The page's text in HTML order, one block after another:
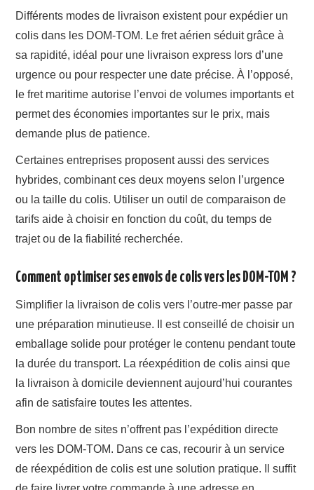
Différents modes de livraison existent pour expédier un
colis dans les DOM-TOM. Le fret aérien séduit grâce à
sa rapidité, idéal pour une livraison express lors d’une
urgence ou pour respecter une date précise. À l’opposé,
le fret maritime autorise l’envoi de volumes importants et
permet des économies importantes sur le prix, mais
demande plus de patience.
Certaines entreprises proposent aussi des services
hybrides, combinant ces deux moyens selon l’urgence
ou la taille du colis. Utiliser un outil de comparaison de
tarifs aide à choisir en fonction du coût, du temps de
trajet ou de la fiabilité recherchée.
Comment optimiser ses envois de colis vers les DOM-TOM ?
Simplifier la livraison de colis vers l’outre-mer passe par
une préparation minutieuse. Il est conseillé de choisir un
emballage solide pour protéger le contenu pendant toute
la durée du transport. La réexpédition de colis ainsi que
la livraison à domicile deviennent aujourd’hui courantes
afin de satisfaire toutes les attentes.
Bon nombre de sites n’offrent pas l’expédition directe
vers les DOM-TOM. Dans ce cas, recourir à un service
de réexpédition de colis est une solution pratique. Il suffit